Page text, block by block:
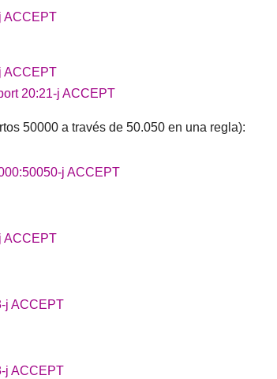
ACCEPT
ACCEPT
20:21-j ACCEPT
50000 a través de 50.050 en una regla):
j ACCEPT
ACCEPT
j ACCEPT
j ACCEPT